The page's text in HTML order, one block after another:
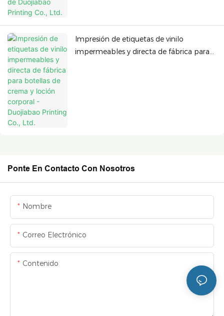
Impresión de etiquetas de vinilo
impermeables y directa de fábrica para
Ponte En Contacto Con Nosotros
Nombre
Correo Electrónico
Contenido